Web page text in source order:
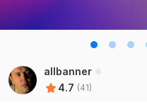
allbanner
4.7 (41)